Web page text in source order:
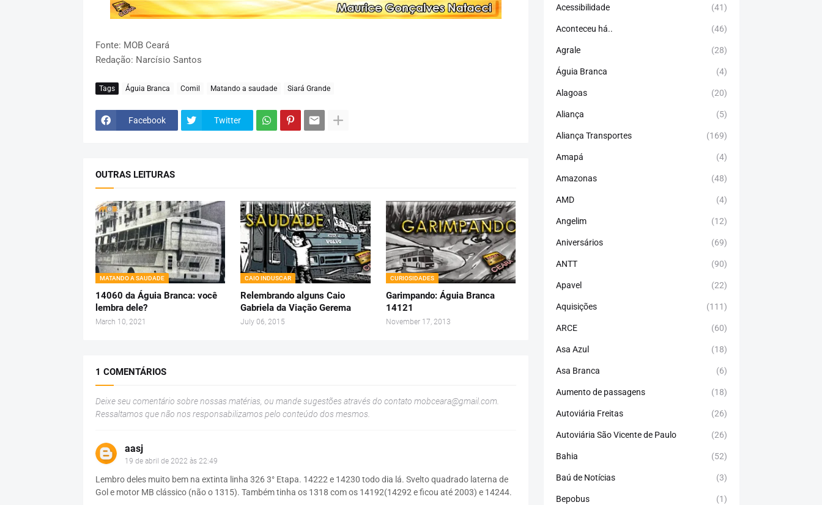
Fonte: MOB Ceará
Redação: Narcísio Santos
Tags Águia Branca Comil Matando a saudade Siará Grande
Facebook Twitter
OUTRAS LEITURAS
MATANDO A SAUDADE
14060 da Águia Branca: você
lembra dele?
March 10, 2021
CAIO INDUSCAR
Relembrando alguns Caio
Gabriela da Viação Gerema
July 06, 2015
CURIOSIDADES
Garimpando: Águia Branca
14121
November 17, 2013
1 COMENTÁRIOS
Deixe seu comentário sobre nossas matérias, ou mande sugestões através do contato mobceara@gmail.com.
Ressaltamos que não nos responsabilizamos pelo conteúdo dos mesmos.
aasj
19 de abril de 2022 às 22:49
Lembro deles muito bem na extinta linha 326 3° Etapa. 14222 e 14230 todo dia lá. Svelto quadrado laterna de
Gol e motor MB clássico (não o 1315). Também tinha os 1318 com os 14192(14292 e ficou até 2003) e 14244.
Acessibilidade (41)
Aconteceu há.. (46)
Agrale (28)
Águia Branca (4)
Alagoas (20)
Aliança (5)
Aliança Transportes (169)
Amapá (4)
Amazonas (48)
AMD (4)
Angelim (12)
Aniversários (69)
ANTT (90)
Apavel (22)
Aquisições (111)
ARCE (60)
Asa Azul (18)
Asa Branca (6)
Aumento de passagens (18)
Autoviária Freitas (26)
Autoviária São Vicente de Paulo (26)
Bahia (52)
Baú de Notícias (3)
Bepobus (1)